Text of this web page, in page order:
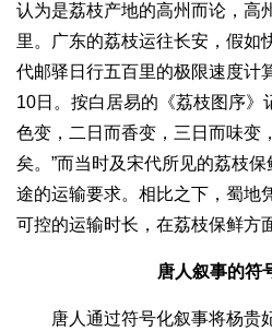
认为是荔枝产地的高州而论，高
里。广东的荔枝运往长安，假如
代邮驿日行五百里的极限速度计
10日。按白居易的《荔枝图序》
色变，二日而香变，三日而味变
矣。”而当时及宋代所见的荔枝
途的运输要求。相比之下，蜀地
可控的运输时长，在荔枝保鲜方
唐人叙事的符
唐人通过符号化叙事将杨贵